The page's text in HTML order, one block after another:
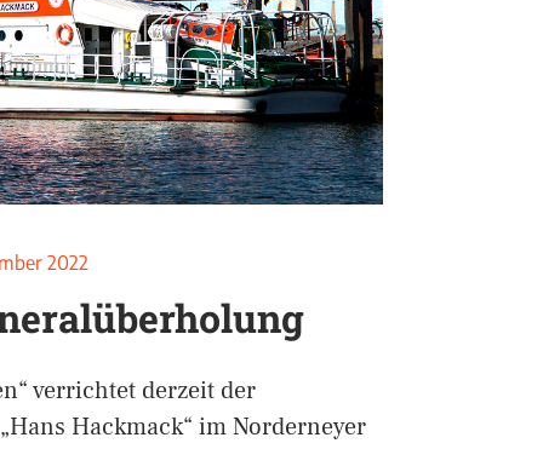
2022
verrichtet derzeit der
Hackmack“ im Norderneyer